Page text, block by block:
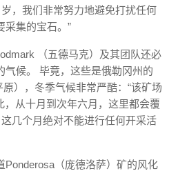
，我们非常努力地避免打扰任何
采集的宝石。”
（五德马克）及其团队还必
气候。 毕竟，这些是俄勒冈州的
），冬季气候非常严酷：“该矿场
，从十月到次年六月，这里都会覆
几个月绝对不能进行任何开采活
Ponderosa（庞德洛萨）矿的风化